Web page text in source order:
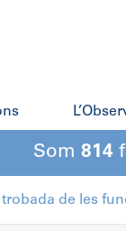
Som 814
de les